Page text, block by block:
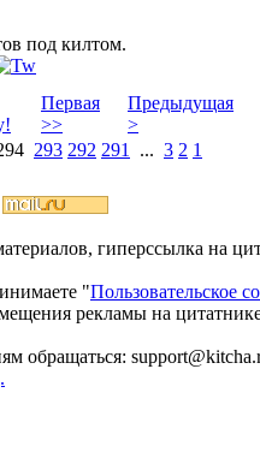
под килтом.
Первая
>>
Предыдущая
>
293 292 291 ... 3 2 1
гиперссылка на
"Пользовательское
рекламы на
обращаться: